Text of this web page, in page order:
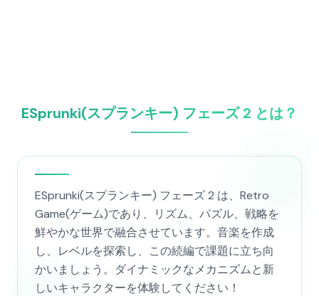
ESprunki(スプランキー) フェーズ 2 とは？
ESprunki(スプランキー) フェーズ 2 は、Retro
Game(ゲーム)であり、リズム、パズル、戦略を
鮮やかな世界で融合させています。音楽を作成
し、レベルを探索し、この続編で課題に立ち向
かいましょう。ダイナミックなメカニズムと新
しいキャラクターを体験してください！